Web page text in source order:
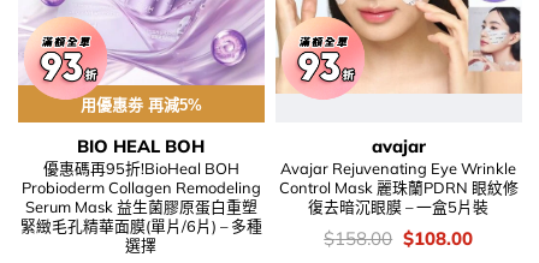
用優惠劵 再減5%
BIO HEAL BOH
優惠碼再95折!BioHeal BOH
Probioderm Collagen Remodeling
Serum Mask 益生菌膠原蛋白重塑
緊緻毛孔精華面膜(單片/6片) – 多種
選擇
avajar
Avajar Rejuvenating Eye Wrinkle
Control Mask 麗珠蘭PDRN 眼紋修
復去暗沉眼膜 – 一盒5片裝
價
錢：
$158.00 Original
price
$108.00Current